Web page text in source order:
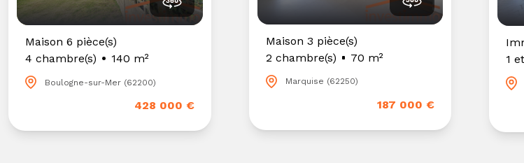
Maison 6 pièce(s)
4 chambre(s)
140 m²
Boulogne-sur-Mer (62200)
428 000 €
Maison 3 pièce(s)
2 chambre(s)
70 m²
Marquise (62250)
187 000 €
1